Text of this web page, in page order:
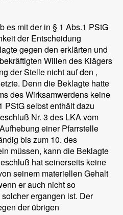
es mit der in § 1 Abs.1 PStG
der Entscheidung
gegen den erklärten und
Willen des Klägers
der Stelle nicht auf den ,
Denn die Beklagte hatte
des Wirksamwerdens keine
PStG selbst enthält dazu
Nr. 3 des LKA vom
einer Pfarrstelle
bis zum 10. des
müssen, kann die Beklagte
hat seinerseits keine
seinem materiellen Gehalt
er auch nicht so
ergangen ist. Der
der übrigen